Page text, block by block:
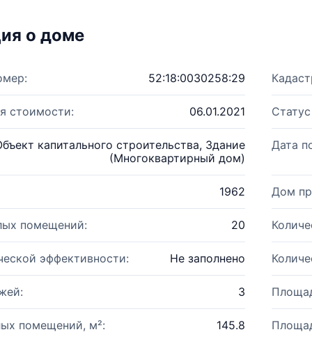
о доме
52:18:0030258:29
стоимости: 06.01.2021
капитального строительства, Здание
(Многоквартирный дом)
Дата
1962 Дом
помещений: 20
эффективности: Не заполнено
3
помещений, м²: 145.8